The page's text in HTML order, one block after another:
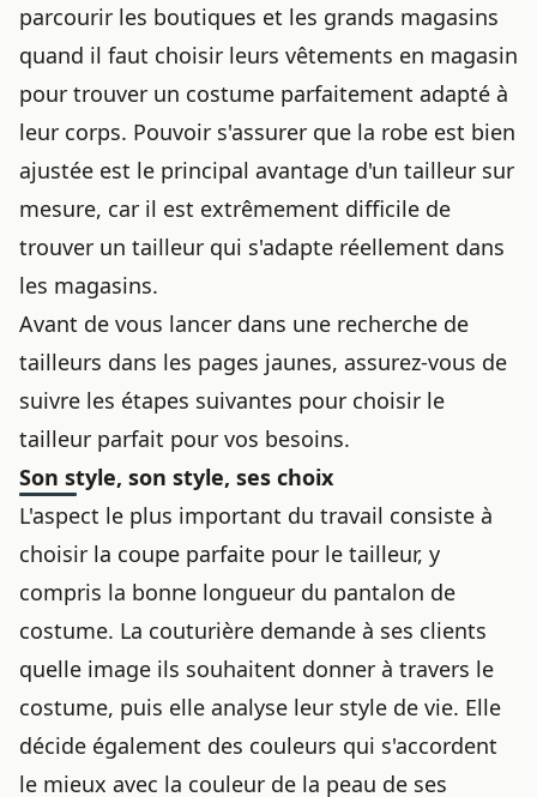
parcourir les boutiques et les grands magasins
quand il faut choisir leurs vêtements en magasin
pour trouver un costume parfaitement adapté à
leur corps. Pouvoir s'assurer que la robe est bien
ajustée est le principal avantage d'un tailleur sur
mesure, car il est extrêmement difficile de
trouver un tailleur qui s'adapte réellement dans
les magasins.
Avant de vous lancer dans une recherche de
tailleurs dans les pages jaunes, assurez-vous de
suivre les étapes suivantes pour choisir le
tailleur parfait pour vos besoins.
Son style, son style, ses choix
L'aspect le plus important du travail consiste à
choisir la coupe parfaite pour le tailleur, y
compris la bonne longueur du pantalon de
costume. La couturière demande à ses clients
quelle image ils souhaitent donner à travers le
costume, puis elle analyse leur style de vie. Elle
décide également des couleurs qui s'accordent
le mieux avec la couleur de la peau de ses